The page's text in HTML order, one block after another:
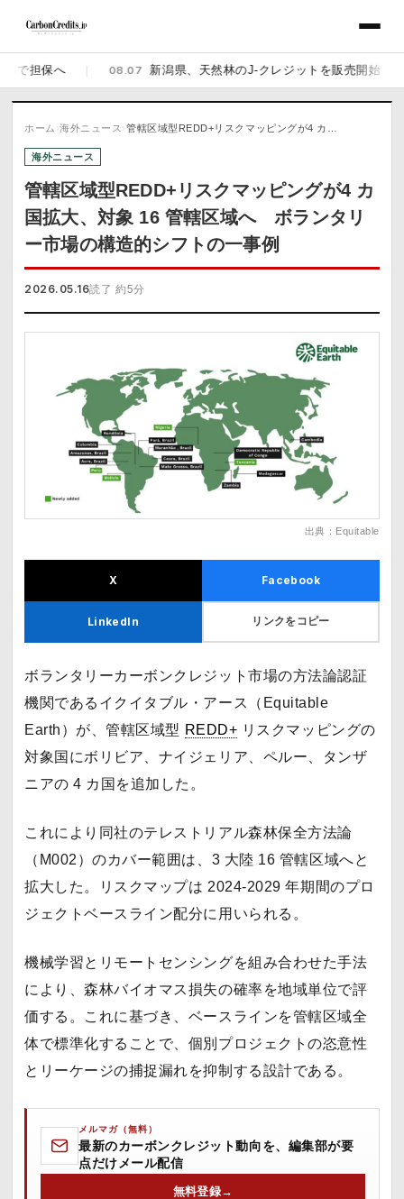
へ | 08.07 新潟県、天然林のJ-クレジットを販売開始 佐渡の県
ホーム ›海外ニュース ›管轄区域型REDD+リスクマッピングが4 カ…
海外ニュース
管轄区域型REDD+リスクマッピングが4 カ
国拡大、対象 16 管轄区域へ ボランタリ
ー市場の構造的シフトの一事例
2026.05.16読了 約5分
出典： Equitable
X Facebook
LinkedIn リンクをコピー
ボランタリーカーボンクレジット市場の方法論認証
機関であるイクイタブル・アース（Equitable
Earth）が、管轄区域型 REDD+ リスクマッピングの
対象国にボリビア、ナイジェリア、ペルー、タンザ
ニアの 4 カ国を追加した。
これにより同社のテレストリアル森林保全方法論
（M002）のカバー範囲は、3 大陸 16 管轄区域へと
拡大した。リスクマップは 2024-2029 年期間のプロ
ジェクトベースライン配分に用いられる。
機械学習とリモートセンシングを組み合わせた手法
により、森林バイオマス損失の確率を地域単位で評
価する。これに基づき、ベースラインを管轄区域全
体で標準化することで、個別プロジェクトの恣意性
とリーケージの捕捉漏れを抑制する設計である。
メルマガ（無料）
最新のカーボンクレジット動向を、編集部が要
点だけメール配信
無料登録→